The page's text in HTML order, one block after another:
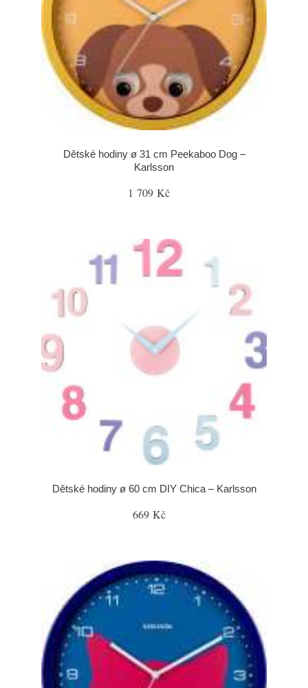
Dětské hodiny ø 31 cm Peekaboo Dog –
Karlsson
1 709 Kč
Dětské hodiny ø 60 cm DIY Chica – Karlsson
669 Kč